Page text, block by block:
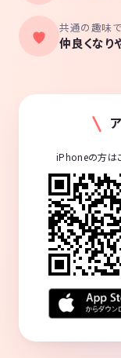
共通の趣味
仲良くなり
iPhoneの方は